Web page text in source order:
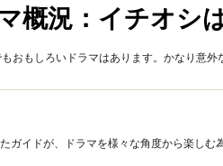
概況：イチオシ
おもしろいドラマはあります。かなり意外
ガイドが、ドラマを様々な角度から楽しむ